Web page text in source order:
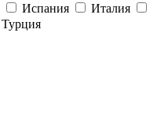
Испания
Италия
Турция